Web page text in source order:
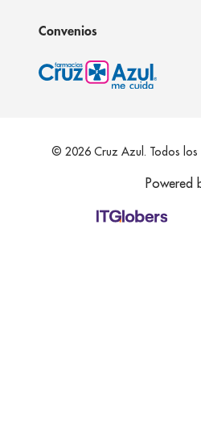
Convenios
© 2026 Cruz Azul. Todos los
Powered